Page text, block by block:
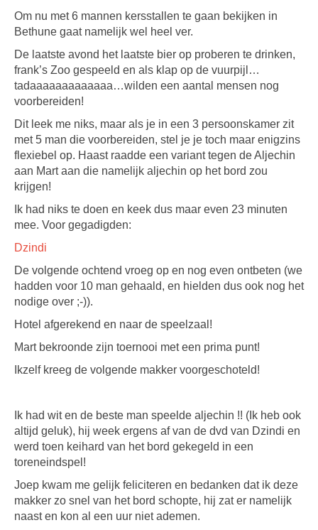
Om nu met 6 mannen kersstallen te gaan bekijken in
Bethune gaat namelijk wel heel ver.
De laatste avond het laatste bier op proberen te drinken,
frank’s Zoo gespeeld en als klap op de vuurpijl…
tadaaaaaaaaaaaaa…wilden een aantal mensen nog
voorbereiden!
Dit leek me niks, maar als je in een 3 persoonskamer zit
met 5 man die voorbereiden, stel je je toch maar enigzins
flexiebel op. Haast raadde een variant tegen de Aljechin
aan Mart aan die namelijk aljechin op het bord zou
krijgen!
Ik had niks te doen en keek dus maar even 23 minuten
mee. Voor gegadigden:
Dzindi
De volgende ochtend vroeg op en nog even ontbeten (we
hadden voor 10 man gehaald, en hielden dus ook nog het
nodige over ;-)).
Hotel afgerekend en naar de speelzaal!
Mart bekroonde zijn toernooi met een prima punt!
Ikzelf kreeg de volgende makker voorgeschoteld!
Ik had wit en de beste man speelde aljechin !! (Ik heb ook
altijd geluk), hij week ergens af van de dvd van Dzindi en
werd toen keihard van het bord gekegeld in een
toreneindspel!
Joep kwam me gelijk feliciteren en bedanken dat ik deze
makker zo snel van het bord schopte, hij zat er namelijk
naast en kon al een uur niet ademen.